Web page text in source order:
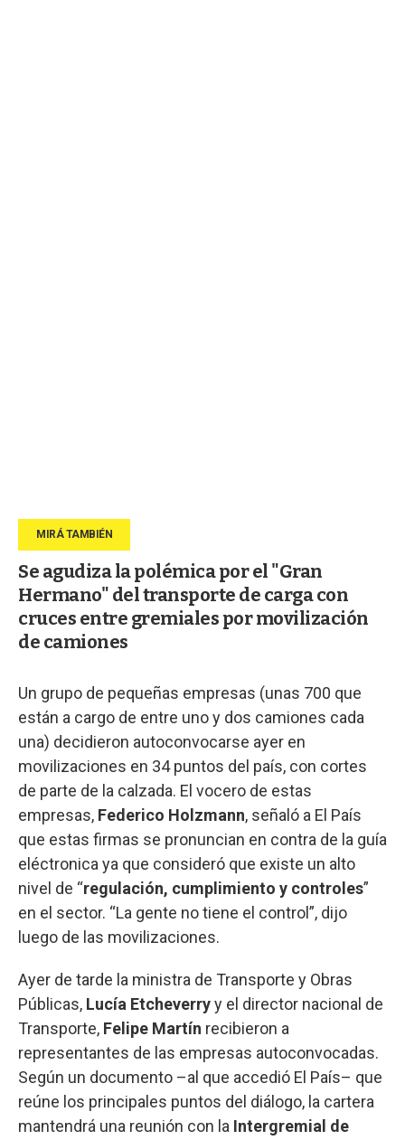
Se agudiza la polémica por el "Gran
Hermano" del transporte de carga con
cruces entre gremiales por movilización
de camiones
Un grupo de pequeñas empresas (unas 700 que
están a cargo de entre uno y dos camiones cada
una) decidieron autoconvocarse ayer en
movilizaciones en 34 puntos del país, con cortes
de parte de la calzada. El vocero de estas
empresas, Federico Holzmann, señaló a El País
que estas firmas se pronuncian en contra de la guía
eléctronica ya que consideró que existe un alto
nivel de “regulación, cumplimiento y controles”
en el sector. “La gente no tiene el control”, dijo
luego de las movilizaciones.
Ayer de tarde la ministra de Transporte y Obras
Públicas, Lucía Etcheverryy el director nacional de
Transporte, Felipe Martín recibieron a
representantes de las empresas autoconvocadas.
Según un documento –al que accedió El País– que
reúne los principales puntos del diálogo, la cartera
mantendrá una reunión con la Intergremial de